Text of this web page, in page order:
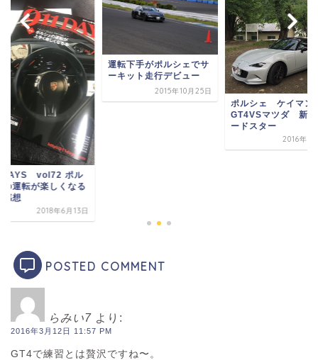
vol72 ポル
の運転が楽しくなる
感想
2018年6月13日
運転下手がポルシェでサ
ーキット走行デビュー
2015年10月25日
ポルシェ ケイマン
GT4VSマツダ 新型
ードスター
2016年6
POSTED COMMENT
らみい7 より:
2016年3月12日 11:57 PM
GT4で練習とは贅沢ですね〜。